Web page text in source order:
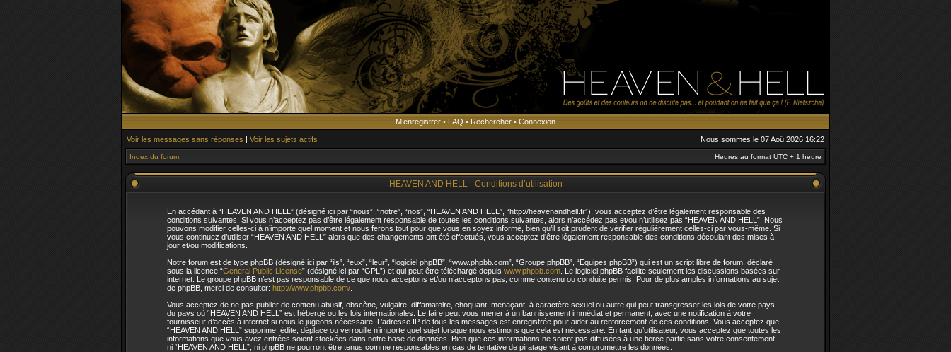
M’enregistrer • FAQ • Rechercher • Connexion
Voir les messages sans réponses | Voir les sujets actifs Nous sommes le 07 Aoû 2026 16:22
Index du forum Heures au format UTC + 1 heure
HEAVEN AND HELL - Conditions d’utilisation
En accédant à “HEAVEN AND HELL” (désigné ici par “nous”, “notre”, “nos”, “HEAVEN AND HELL”, “http://heavenandhell.fr”), vous acceptez d’être légalement responsable des
conditions suivantes. Si vous n’acceptez pas d’être légalement responsable de toutes les conditions suivantes, alors n’accédez pas et/ou n’utilisez pas “HEAVEN AND HELL”. Nous
pouvons modifier celles-ci à n’importe quel moment et nous ferons tout pour que vous en soyez informé, bien qu’il soit prudent de vérifier régulièrement celles-ci par vous-même. Si
vous continuez d’utiliser “HEAVEN AND HELL” alors que des changements ont été effectués, vous acceptez d’être légalement responsable des conditions découlant des mises à
jour et/ou modifications.
Notre forum est de type phpBB (désigné ici par “ils”, “eux”, “leur”, “logiciel phpBB”, “www.phpbb.com”, “Groupe phpBB”, “Equipes phpBB”) qui est un script libre de forum, déclaré
sous la licence “General Public License” (désigné ici par “GPL”) et qui peut être téléchargé depuis www.phpbb.com . Le logiciel phpBB facilite seulement les discussions basées sur
internet. Le groupe phpBB n’est pas responsable de ce que nous acceptons et/ou n’acceptons pas, comme contenu ou conduite permis. Pour de plus amples informations au sujet
de phpBB, merci de consulter: http://www.phpbb.com/
Vous acceptez de ne pas publier de contenu abusif, obscène, vulgaire, diffamatoire, choquant, menaçant, à caractère sexuel ou autre qui peut transgresser les lois de votre pays,
du pays où “HEAVEN AND HELL” est hébergé ou les lois internationales. Le faire peut vous mener à un bannissement immédiat et permanent, avec une notification à votre
fournisseur d’accès à internet si nous le jugeons nécessaire. L’adresse IP de tous les messages est enregistrée pour aider au renforcement de ces conditions. Vous acceptez que
“HEAVEN AND HELL” supprime, édite, déplace ou verrouille n’importe quel sujet lorsque nous estimons que cela est nécessaire. En tant qu’utilisateur, vous acceptez que toutes les
informations que vous avez entrées soient stockées dans notre base de données. Bien que ces informations ne soient pas diffusées à une tierce partie sans votre consentement,
ni “HEAVEN AND HELL”, ni phpBB ne pourront être tenus comme responsables en cas de tentative de piratage visant à compromettre les données.